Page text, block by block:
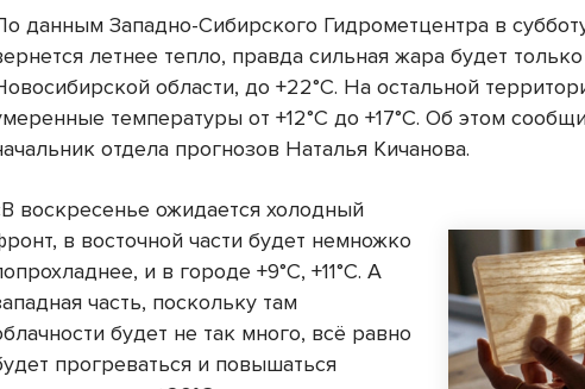
данным Западно-Сибирского Гидрометцентра в
летнее тепло, правда сильная жара будет
области, до +22°С. На остальной
температуры от +12°С до +17°С. Об этом
отдела прогнозов Наталья Кичанова.
воскресенье ожидается холодный
в восточной части будет немножко
и в городе +9°С, +11°С. А
часть, поскольку там
будет не так много, всё равно
прогреваться и повышаться